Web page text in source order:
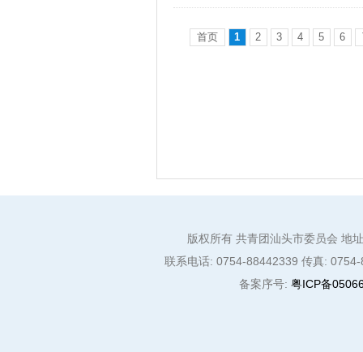
首页 1 2 3 4 5 6
版权所有 共青团汕头市委员会 地
联系电话: 0754-88442339 传真:
备案序号: 粤ICP备